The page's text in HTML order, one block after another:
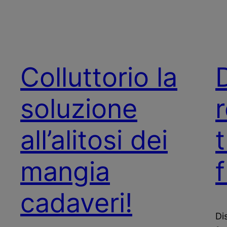
Colluttorio la
soluzione
all’alitosi dei
mangia
cadaveri!